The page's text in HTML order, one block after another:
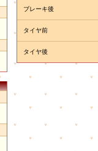
ブレーキ後
タイヤ前
タイヤ後